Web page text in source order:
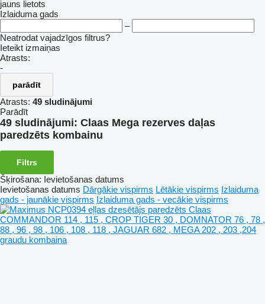
jauns lietots
Izlaiduma gads
–
Neatrodat vajadzīgos filtrus?
Ieteikt izmaiņas
Atrasts:
-
parādīt
Atrasts: 49 sludinājumi
Parādīt
49 sludinājumi: Claas Mega rezerves daļas
paredzēts kombainu
Filtrs
Šķirošana: Ievietošanas datums
Ievietošanas datums Dārgākie vispirms Lētākie vispirms Izlaiduma
gads - jaunākie vispirms Izlaiduma gads - vecākie vispirms